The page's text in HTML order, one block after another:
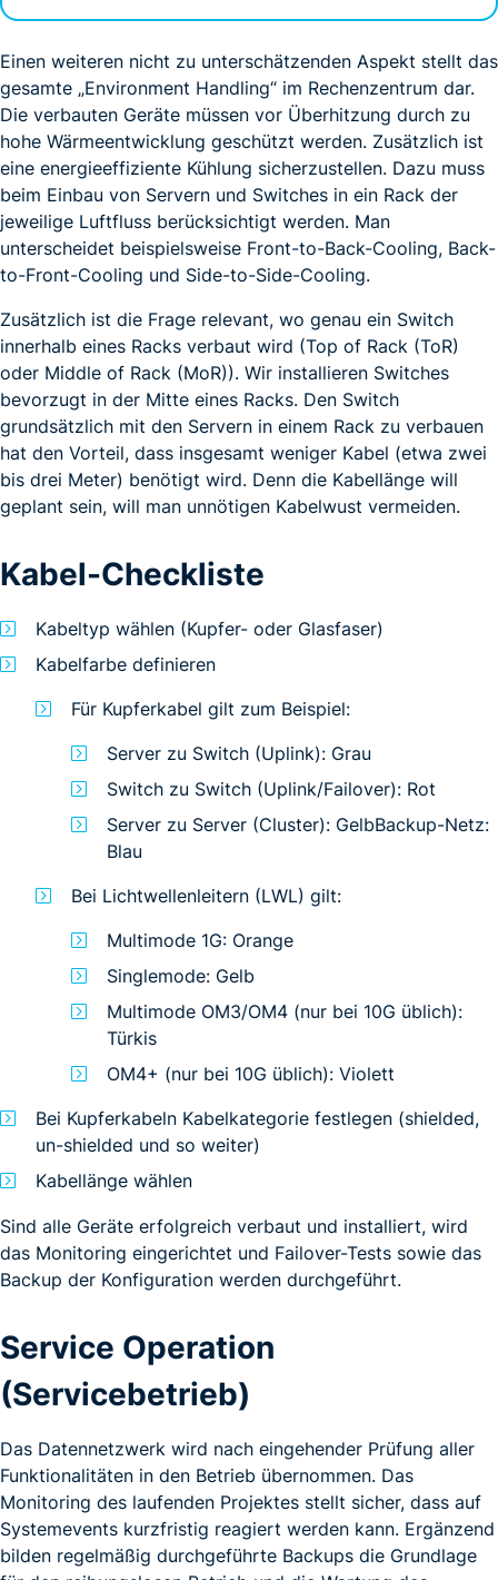
Einen weiteren nicht zu unterschätzenden Aspekt stellt das
gesamte „Environment Handling“ im Rechenzentrum dar.
Die verbauten Geräte müssen vor Überhitzung durch zu
hohe Wärmeentwicklung geschützt werden. Zusätzlich ist
eine energieeffiziente Kühlung sicherzustellen. Dazu muss
beim Einbau von Servern und Switches in ein Rack der
jeweilige Luftfluss berücksichtigt werden. Man
unterscheidet beispielsweise Front-to-Back-Cooling, Back-
to-Front-Cooling und Side-to-Side-Cooling.
Zusätzlich ist die Frage relevant, wo genau ein Switch
innerhalb eines Racks verbaut wird (Top of Rack (ToR)
oder Middle of Rack (MoR)). Wir installieren Switches
bevorzugt in der Mitte eines Racks. Den Switch
grundsätzlich mit den Servern in einem Rack zu verbauen
hat den Vorteil, dass insgesamt weniger Kabel (etwa zwei
bis drei Meter) benötigt wird. Denn die Kabellänge will
geplant sein, will man unnötigen Kabelwust vermeiden.
Kabel-Checkliste
Kabeltyp wählen (Kupfer- oder Glasfaser)
Kabelfarbe definieren
Für Kupferkabel gilt zum Beispiel:
Server zu Switch (Uplink): Grau
Switch zu Switch (Uplink/Failover): Rot
Server zu Server (Cluster): GelbBackup-Netz:
Blau
Bei Lichtwellenleitern (LWL) gilt:
Multimode 1G: Orange
Singlemode: Gelb
Multimode OM3/OM4 (nur bei 10G üblich):
Türkis
OM4+ (nur bei 10G üblich): Violett
Bei Kupferkabeln Kabelkategorie festlegen (shielded,
un-shielded und so weiter)
Kabellänge wählen
Sind alle Geräte erfolgreich verbaut und installiert, wird
das Monitoring eingerichtet und Failover-Tests sowie das
Backup der Konfiguration werden durchgeführt.
Service Operation
(Servicebetrieb)
Das Datennetzwerk wird nach eingehender Prüfung aller
Funktionalitäten in den Betrieb übernommen. Das
Monitoring des laufenden Projektes stellt sicher, dass auf
Systemevents kurzfristig reagiert werden kann. Ergänzend
bilden regelmäßig durchgeführte Backups die Grundlage